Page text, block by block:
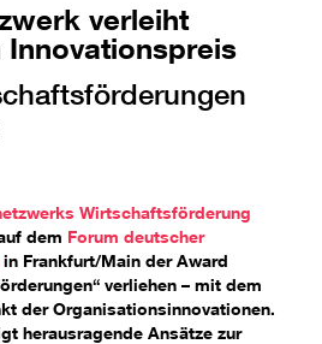
verleiht
Wirtschaftsförderung
dem Forum deutscher
in Frankfurt/Main der Award
verliehen – mit dem
der Organisationsinnovationen.
herausragende Ansätze zur